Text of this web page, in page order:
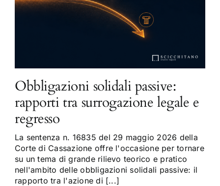
Obbligazioni solidali passive:
rapporti tra surrogazione legale e
regresso
La sentenza n. 16835 del 29 maggio 2026 della
Corte di Cassazione offre l'occasione per tornare
su un tema di grande rilievo teorico e pratico
nell'ambito delle obbligazioni solidali passive: il
rapporto tra l'azione di [...]